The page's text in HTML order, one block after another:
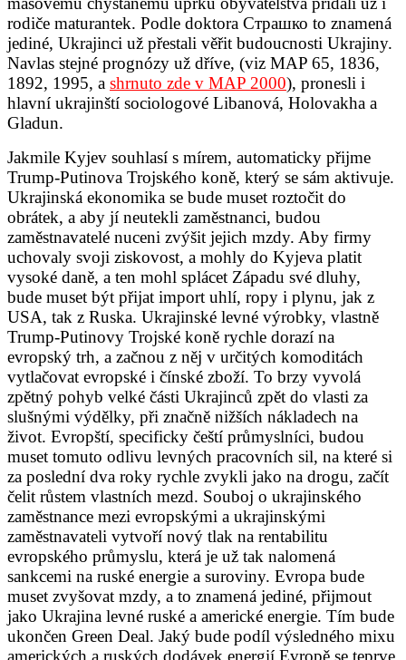
rodiče maturantek. Podle doktora Страшко to znamená
jediné, Ukrajinci už přestali věřit budoucnosti Ukrajiny.
Navlas stejné prognózy už dříve, (viz MAP 65, 1836,
1892, 1995, a shrnuto zde v MAP 2000), pronesli i
hlavní ukrajinští sociologové Libanová, Holovakha a
Gladun.
Jakmile Kyjev souhlasí s mírem, automaticky přijme
Trump-Putinova Trojského koně, který se sám aktivuje.
Ukrajinská ekonomika se bude muset roztočit do
obrátek, a aby jí neutekli zaměstnanci, budou
zaměstnavatelé nuceni zvýšit jejich mzdy. Aby firmy
uchovaly svoji ziskovost, a mohly do Kyjeva platit
vysoké daně, a ten mohl splácet Západu své dluhy,
bude muset být přijat import uhlí, ropy i plynu, jak z
USA, tak z Ruska. Ukrajinské levné výrobky, vlastně
Trump-Putinovy Trojské koně rychle dorazí na
evropský trh, a začnou z něj v určitých komoditách
vytlačovat evropské i čínské zboží. To brzy vyvolá
zpětný pohyb velké části Ukrajinců zpět do vlasti za
slušnými výdělky, při značně nižších nákladech na
život. Evropští, specificky čeští průmyslníci, budou
muset tomuto odlivu levných pracovních sil, na které si
za poslední dva roky rychle zvykli jako na drogu, začít
čelit růstem vlastních mezd. Souboj o ukrajinského
zaměstnance mezi evropskými a ukrajinskými
zaměstnavateli vytvoří nový tlak na rentabilitu
evropského průmyslu, která je už tak nalomená
sankcemi na ruské energie a suroviny. Evropa bude
muset zvyšovat mzdy, a to znamená jediné, přijmout
jako Ukrajina levné ruské a americké energie. Tím bude
ukončen Green Deal. Jaký bude podíl výsledného mixu
amerických a ruských dodávek energií Evropě se teprve